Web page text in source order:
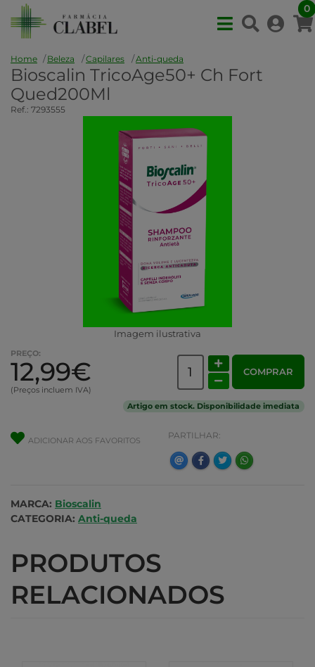
0
Home Beleza Capilares Anti-queda
Bioscalin TricoAge50+ Ch Fort
Qued200Ml
Ref.: 7293555
Imagem ilustrativa
PREÇO:
12,99€
(Preços incluem IVA)
COMPRAR
Artigo em stock. Disponibilidade imediata
ADICIONAR AOS FAVORITOS PARTILHAR:
MARCA: Bioscalin
CATEGORIA: Anti-queda
PRODUTOS
RELACIONADOS